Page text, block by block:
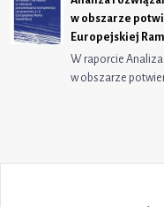
w obszarze
Europejskiej
W raporcie
w obszarze